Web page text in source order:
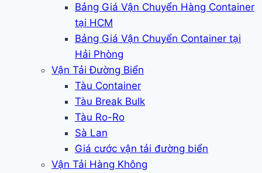
Bảng Giá Vận Chuyển Hàng Container
tại HCM
Bảng Giá Vận Chuyển Container tại
Hải Phòng
Vận Tải Đường Biển
Tàu Container
Tàu Break Bulk
Tàu Ro-Ro
Sà Lan
Giá cước vận tải đường biển
Vận Tải Hàng Không